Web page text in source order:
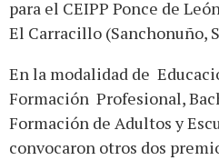
para el CEIPP Ponce de
El Carracillo (Sanchonuño,
En la modalidad de
Formación Profesional,
Formación de Adultos y
convocaron otros dos